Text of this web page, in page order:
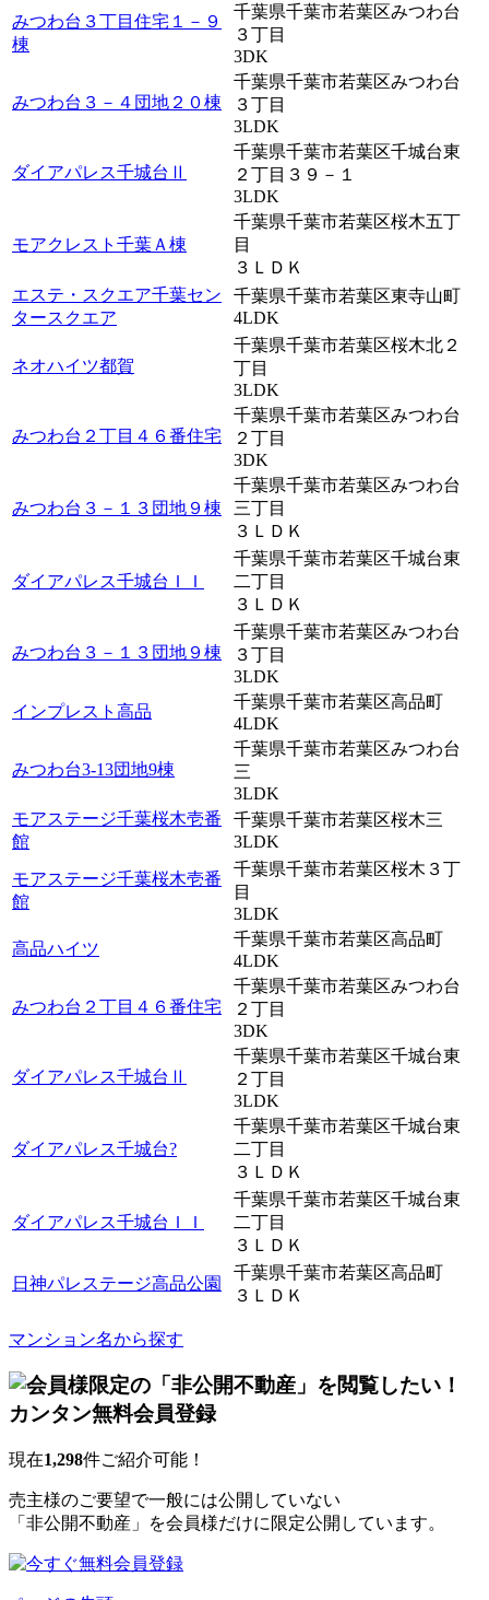
みつわ台３丁目住宅１－９
棟
千葉県千葉市若葉区みつわ台
３丁目
3DK
みつわ台３－４団地２０棟
千葉県千葉市若葉区みつわ台
３丁目
3LDK
ダイアパレス千城台Ⅱ
千葉県千葉市若葉区千城台東
２丁目３９－１
3LDK
モアクレスト千葉Ａ棟
千葉県千葉市若葉区桜木五丁
目
３ＬＤＫ
エステ・スクエア千葉セン
タースクエア
千葉県千葉市若葉区東寺山町
4LDK
ネオハイツ都賀
千葉県千葉市若葉区桜木北２
丁目
3LDK
みつわ台２丁目４６番住宅
千葉県千葉市若葉区みつわ台
２丁目
3DK
みつわ台３－１３団地９棟
千葉県千葉市若葉区みつわ台
三丁目
３ＬＤＫ
ダイアパレス千城台ＩＩ
千葉県千葉市若葉区千城台東
二丁目
３ＬＤＫ
みつわ台３－１３団地９棟
千葉県千葉市若葉区みつわ台
３丁目
3LDK
インプレスト高品
千葉県千葉市若葉区高品町
4LDK
みつわ台3-13団地9棟
千葉県千葉市若葉区みつわ台
三
3LDK
モアステージ千葉桜木壱番
館
千葉県千葉市若葉区桜木三
3LDK
モアステージ千葉桜木壱番
館
千葉県千葉市若葉区桜木３丁
目
3LDK
高品ハイツ
千葉県千葉市若葉区高品町
4LDK
みつわ台２丁目４６番住宅
千葉県千葉市若葉区みつわ台
２丁目
3DK
ダイアパレス千城台Ⅱ
千葉県千葉市若葉区千城台東
２丁目
3LDK
ダイアパレス千城台?
千葉県千葉市若葉区千城台東
二丁目
３ＬＤＫ
ダイアパレス千城台ＩＩ
千葉県千葉市若葉区千城台東
二丁目
３ＬＤＫ
日神パレステージ高品公園
千葉県千葉市若葉区高品町
３ＬＤＫ
マンション名から探す
現在1,298件ご紹介可能！
売主様のご要望で一般には公開していない
「非公開不動産」を会員様だけに限定公開しています。